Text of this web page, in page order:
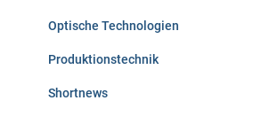
Optische Technologien
Produktionstechnik
Shortnews